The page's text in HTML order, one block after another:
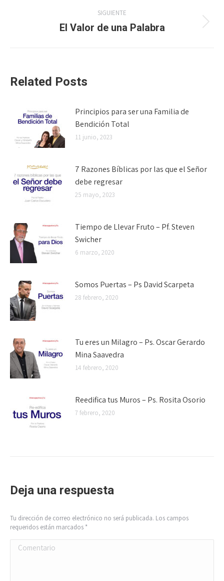
publicaciones
SIGUIENTE
Publicación
El Valor de una Palabra
Related Posts
Principios para ser una Familia de
Bendición Total
11 junio, 2023
7 Razones Bíblicas por las que el Señor
debe regresar
25 mayo, 2023
Tiempo de Llevar Fruto – Pf. Steven
Swicher
6 marzo, 2020
Somos Puertas – Ps David Scarpeta
28 febrero, 2020
Tu eres un Milagro – Ps. Oscar Gerardo
Mina Saavedra
14 febrero, 2020
Reedifica tus Muros – Ps. Rosita Osorio
7 febrero, 2020
Deja una respuesta
Tu dirección de correo electrónico no será publicada. Los campos
requeridos están marcados *
Comentario